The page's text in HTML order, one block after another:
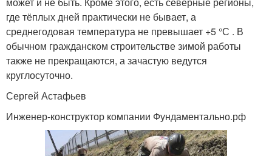
где тёплых дней практически не бывает, а
среднегодовая температура не превышает +5 °С . В
обычном гражданском строительстве зимой работы
также не прекращаются, а зачастую ведутся
круглосуточно.
Сергей Астафьев
Инженер-конструктор компании Фундаментально.рф